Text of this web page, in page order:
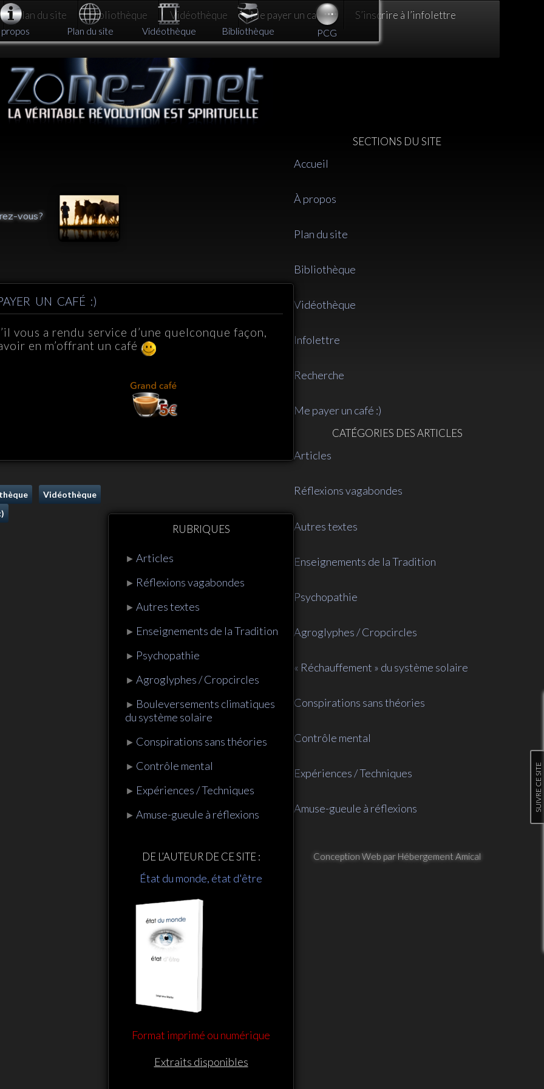
Plan du site Bibliothèque Vidéothèque Me payer un café :) S’inscrire à l’infolettre
vous?
UN CAFÉ :)
vous a rendu service d’une quelconque façon,
en m’offrant un café
RUBRIQUES
► Articles
► Réflexions vagabondes
► Autres textes
► Enseignements de la Tradition
► Psychopathie
► Agroglyphes / Cropcircles
► Bouleversements climatiques
du système solaire
► Conspirations sans théories
► Contrôle mental
► Expériences / Techniques
► Amuse-gueule à réflexions
DE L’AUTEUR DE CE SITE :
État du monde, état d'être
Format imprimé ou numérique
Extraits disponibles
Vidéothèque
SECTIONS DU SITE
Accueil
À propos
Plan du site
Bibliothèque
Vidéothèque
Infolettre
Recherche
Me payer un café :)
CATÉGORIES DES ARTICLES
Articles
Réflexions vagabondes
Autres textes
Enseignements de la Tradition
Psychopathie
Agroglyphes / Cropcircles
« Réchauffement » du système solaire
Conspirations sans théories
Contrôle mental
Expériences / Techniques
Amuse-gueule à réflexions
Conception Web par Hébergement Amical
Plan du site Vidéothèque Bibliothèque PCG
SUIVRE CE SITE